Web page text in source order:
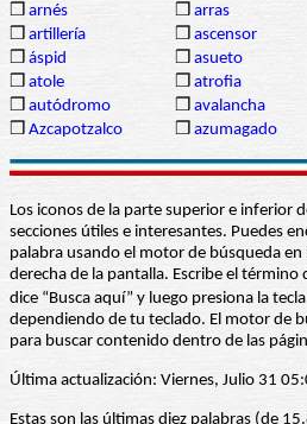
❒ arnés ❒ arras
❒ artillería ❒ ascensor
❒ áspid ❒ asueto
❒ atole ❒ atrofia
❒ autódromo ❒ avalancha
❒ Azcapotzalco ❒ azumagado
Los iconos de la parte superior e inferior
secciones útiles e interesantes. Puedes
palabra usando el motor de búsqueda
derecha de la pantalla. Escribe el término
dice “Busca aquí” y luego presiona la
dependiendo de tu teclado. El motor de
para buscar contenido dentro de las
Última actualización: Viernes, Julio 31
Estas son las últimas diez palabras (de